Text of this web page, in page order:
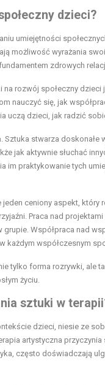
dzieci?
umiejętności
możliwość wyrażania
zdrowych
rozwój społeczny dzieci
nauczyć się, jak
uczą dzieci, jak radzić
. Sztuka stwarza doskonałe
jak aktywnie słuchać
im praktykowanie tych
ceniony aspekt, który
Praca nad
Współpraca nad
każdym współczesnym
tylko forma rozrywki, ale
życiu.
sztuki w
dzieci, niesie ze
artystyczna przyczynia
często doświadczają